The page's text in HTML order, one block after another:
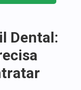
Dental: